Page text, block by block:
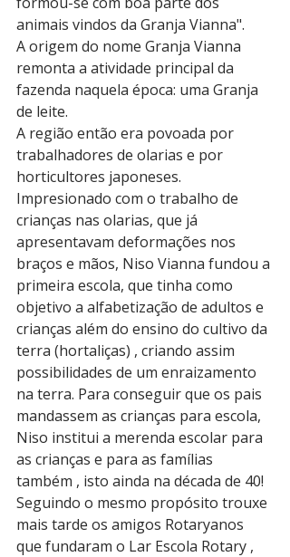
animais vindos da Granja Vianna".
A origem do nome Granja Vianna
remonta a atividade principal da
fazenda naquela época: uma Granja
de leite.
A região então era povoada por
trabalhadores de olarias e por
horticultores japoneses.
Impresionado com o trabalho de
crianças nas olarias, que já
apresentavam deformações nos
braços e mãos, Niso Vianna fundou a
primeira escola, que tinha como
objetivo a alfabetização de adultos e
crianças além do ensino do cultivo da
terra (hortaliças) , criando assim
possibilidades de um enraizamento
na terra. Para conseguir que os pais
mandassem as crianças para escola,
Niso institui a merenda escolar para
as crianças e para as famílias
também , isto ainda na década de 40!
Seguindo o mesmo propósito trouxe
mais tarde os amigos Rotaryanos
que fundaram o Lar Escola Rotary ,